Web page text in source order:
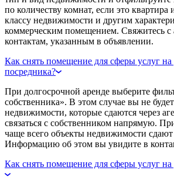
по количеству комнат, если это
классу недвижимости и другим
коммерческим помещением. Свяжитесь с
контактам, указанным в объявлении.
Как снять помещение для сферы услуг
посредника?
При долгосрочной аренде выберите
собственника». В этом случае вы не
недвижимости, которые сдаются через
связаться с собственником напрямую.
чаще всего объекты недвижимости
Информацию об этом вы увидите в
Как снять помещение для сферы услуг